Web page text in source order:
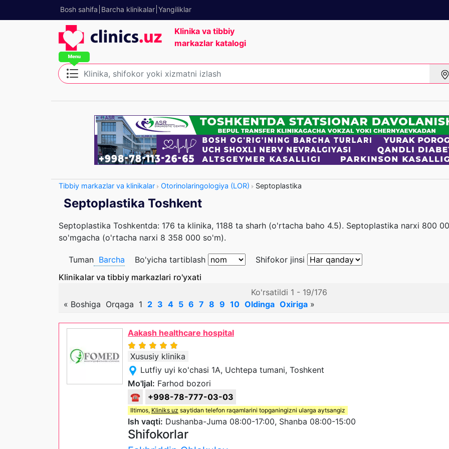
Bosh sahifa Barcha klinikalar Yangiliklar
Klinika va tibbiy
markazlar katalogi
Tibbiy markazlar va klinikalar Otorinolaringologiya (LOR) Septoplastika
Septoplastika Toshkent
Septoplastika Toshkentda: 176 ta klinika, 1188 ta sharh (o'rtacha baho 4.5). Septoplastika narxi 800
so'mgacha (o'rtacha narxi 8 358 000 so'm).
Tuman Barcha Bo'yicha tartiblash
Shifokor jinsi
Klinikalar va tibbiy markazlari ro'yxati
Ko'rsatildi 1 - 19/176
« Boshiga Orqaga 1 2 3 4 5 6 7 8 9 10 Oldinga Oxiriga »
Aakash healthcare hospital
Xususiy klinika
Lutfiy uyi ko'chasi 1A, Uchtepa tumani, Toshkent
Mo'ljal: Farhod bozori
☎
+998-78-777-03-03
Iltimos, Kliniks uz saytidan telefon raqamlarini topganingizni ularga aytsangiz
Ish vaqti: Dushanba-Juma 08:00-17:00, Shanba 08:00-15:00
Shifokorlar